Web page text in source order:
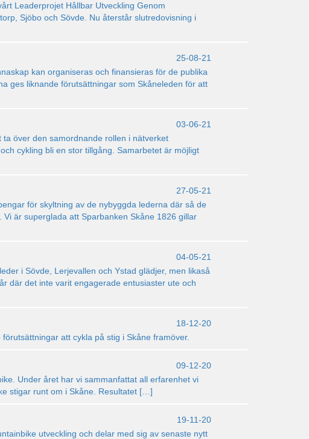
Leaderprojet Hållbar Utveckling Genom
Sjöbo och Sövde. Nu återstår slutredovisning i
25-08-21
kan organiseras och finansieras för de publika
ges liknande förutsättningar som Skåneleden för att
03-06-21
över den samordnande rollen i nätverket
cykling bli en stor tillgång. Samarbetet är möjligt
27-05-21
för skyltning av de nybyggda lederna där så de
är superglada att Sparbanken Skåne 1826 gillar
04-05-21
i Sövde, Lerjevallen och Ystad glädjer, men likaså
där det inte varit engagerade entusiaster ute och
18-12-20
att cykla på stig i Skåne framöver.
09-12-20
Under året har vi sammanfattat all erfarenhet vi
stigar runt om i Skåne. Resultatet […]
19-11-20
utveckling och delar med sig av senaste nytt